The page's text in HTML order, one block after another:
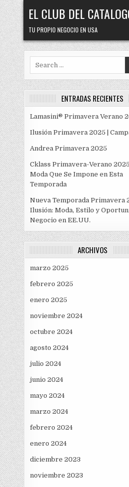
Skip
to
content
EL CLUB DEL
TU PROPIO NEGOCIO EN USA
ENTRADAS RECIENTES
Lamasini® Primavera Verano
Ilusión Primavera 2025 |
Andrea Primavera 2025
Cklass Primavera-Verano
Moda Que Se Impone en Esta
Temporada
Nueva Temporada Primavera
Ilusión: Moda, Estilo y
Negocio en EE.UU.
ARCHIVOS
marzo 2025
febrero 2025
enero 2025
noviembre 2024
octubre 2024
agosto 2024
julio 2024
junio 2024
mayo 2024
marzo 2024
febrero 2024
enero 2024
diciembre 2023
noviembre 2023